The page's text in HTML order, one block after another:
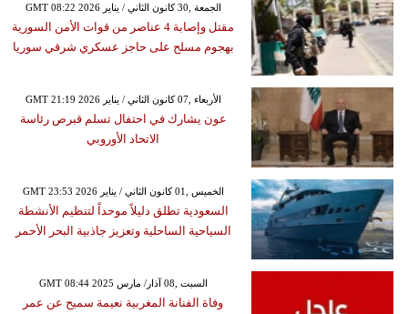
GMT 08:22 2026 الجمعة ,30 كانون الثاني / يناير
مقتل وإصابة 4 عناصر من قوات الأمن السورية
بهجوم مسلح على حاجز عسكري شرقي سوريا
GMT 21:19 2026 الأربعاء ,07 كانون الثاني / يناير
عون يشارك في احتفال تسلم قبرص رئاسة
الاتحاد الأوروبي
GMT 23:53 2026 الخميس ,01 كانون الثاني / يناير
السعودية تطلق دليلاً موحداً لتنظيم الأنشطة
السياحية الساحلية وتعزيز جاذبية البحر الأحمر
GMT 08:44 2025 السبت ,08 آذار/ مارس
وفاة الفنانة المغربية نعيمة سميح عن عمر